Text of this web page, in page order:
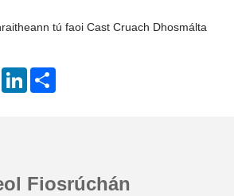
tú faoi Cast Cruach Dhosmálta
PinterestLinkedIn
Fiosrúchán